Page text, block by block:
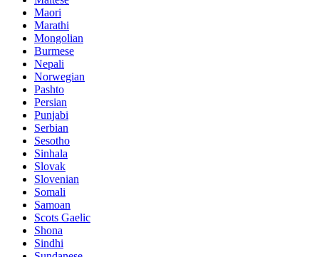
Maori
Marathi
Mongolian
Burmese
Nepali
Norwegian
Pashto
Persian
Punjabi
Serbian
Sesotho
Sinhala
Slovak
Slovenian
Somali
Samoan
Scots Gaelic
Shona
Sindhi